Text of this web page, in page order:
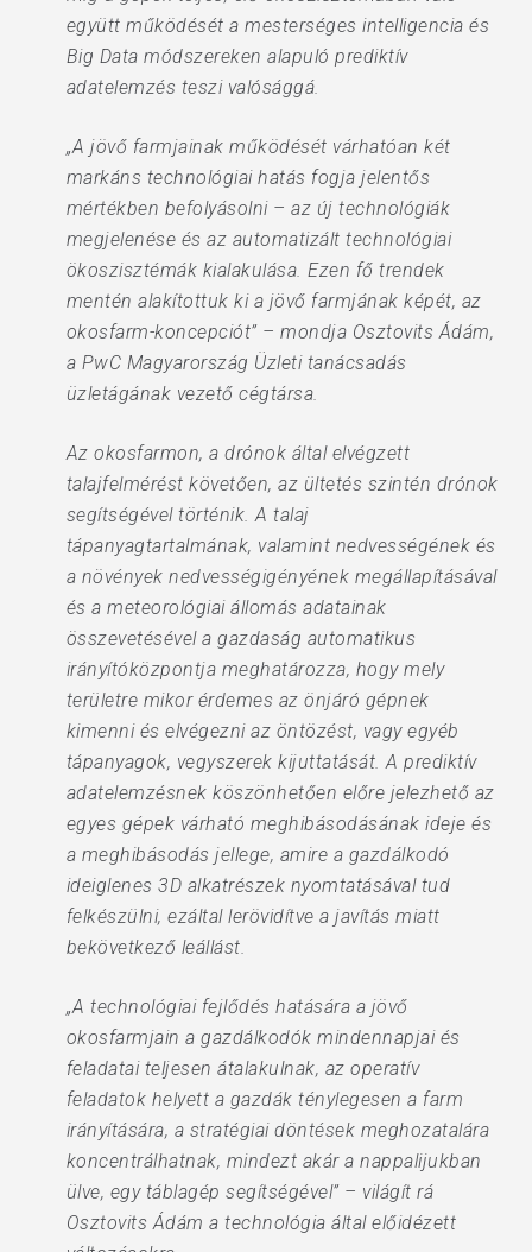
együtt működését a mesterséges intelligencia és
Big Data módszereken alapuló prediktív
adatelemzés teszi valósággá.
„A jövő farmjainak működését várhatóan két
markáns technológiai hatás fogja jelentős
mértékben befolyásolni – az új technológiák
megjelenése és az automatizált technológiai
ökoszisztémák kialakulása. Ezen fő trendek
mentén alakítottuk ki a jövő farmjának képét, az
okosfarm-koncepciót” – mondja Osztovits Ádám,
a PwC Magyarország Üzleti tanácsadás
üzletágának vezető cégtársa.
Az okosfarmon, a drónok által elvégzett
talajfelmérést követően, az ültetés szintén drónok
segítségével történik. A talaj
tápanyagtartalmának, valamint nedvességének és
a növények nedvességigényének megállapításával
és a meteorológiai állomás adatainak
összevetésével a gazdaság automatikus
irányítóközpontja meghatározza, hogy mely
területre mikor érdemes az önjáró gépnek
kimenni és elvégezni az öntözést, vagy egyéb
tápanyagok, vegyszerek kijuttatását. A prediktív
adatelemzésnek köszönhetően előre jelezhető az
egyes gépek várható meghibásodásának ideje és
a meghibásodás jellege, amire a gazdálkodó
ideiglenes 3D alkatrészek nyomtatásával tud
felkészülni, ezáltal lerövidítve a javítás miatt
bekövetkező leállást.
„A technológiai fejlődés hatására a jövő
okosfarmjain a gazdálkodók mindennapjai és
feladatai teljesen átalakulnak, az operatív
feladatok helyett a gazdák ténylegesen a farm
irányítására, a stratégiai döntések meghozatalára
koncentrálhatnak, mindezt akár a nappalijukban
ülve, egy táblagép segítségével” – világít rá
Osztovits Ádám a technológia által előidézett